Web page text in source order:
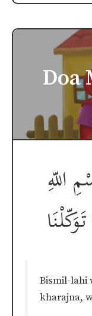
Doa
Bismil-lahi
kharajna,